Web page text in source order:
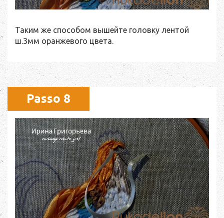
Таким же способом вышейте головку лентой
ш.3мм оранжевого цвета.
Passo 8